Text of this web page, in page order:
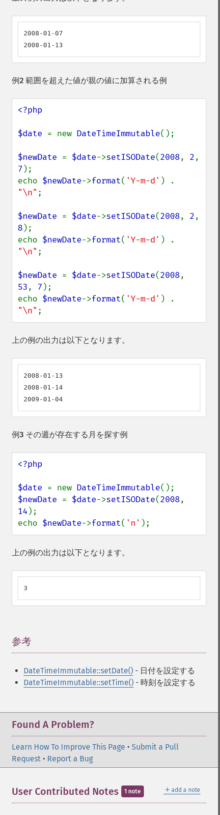
2008-01-07
2008-01-13
例2 範囲を超えた値が親の値に加算される例
<?php
$date = new DateTimeImmutable();
$newDate = $date->setISODate(2008, 2
7 );
echo $newDate->format( 'Y-m-d'
"\n" ;
$newDate = $date->setISODate(2008, 2
8);
echo $newDate->format( 'Y-m-d'
"\n" ;
$newDate = $date->setISODate(2008
53, 7 );
echo $newDate->format( 'Y-m-d'
"\n" ;
上の例の出力は以下となります。
2008-01-13
2008-01-14
2009-01-04
例3 その週が存在する月を探す例
<?php
$date = new DateTimeImmutable
$newDate = $date->setISODate(2008
14 );
echo $newDate->format( 'n' );
上の例の出力は以下となります。
3
参考
DateTimeImmutable::setDate() - 日付を設定する
DateTimeImmutable::setTime() - 時刻を設定する
Found A Problem?
Learn How To Improve This Page • Submit a Pull
Request • Report a Bug
＋ add a note
User Contributed Notes 1 note